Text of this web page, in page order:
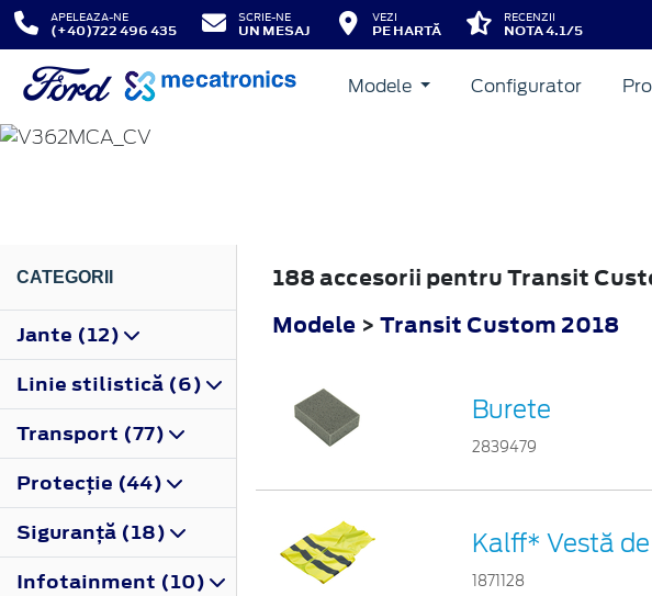
APELEAZA-NE
(+40)722 496 435
SCRIE-NE
UN MESAJ
VEZI
PE HARTĂ
RECENZII
NOTA 4.1/5
Modele Configurator
TRANSIT CUSTOM
CATEGORII
Jante (12)
Linie stilistică (6)
Transport (77)
Protecţie (44)
Siguranţă (18)
Infotainment (10)
188 accesorii pentru Transit
Modele > Transit Custom 2018
Burete
2839479
Kalff* Vestă
1871128